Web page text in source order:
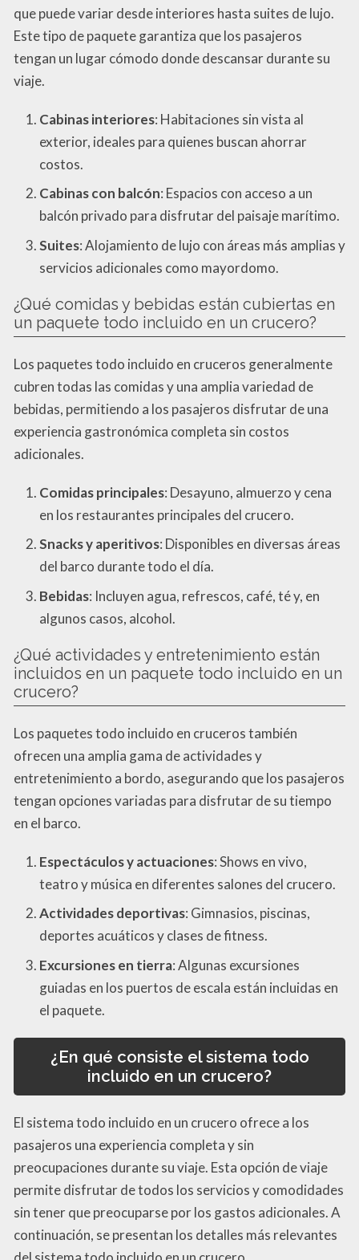
que puede variar desde interiores hasta suites de lujo.
Este tipo de paquete garantiza que los pasajeros
tengan un lugar cómodo donde descansar durante su
viaje.
Cabinas interiores: Habitaciones sin vista al
exterior, ideales para quienes buscan ahorrar
costos.
Cabinas con balcón: Espacios con acceso a un
balcón privado para disfrutar del paisaje marítimo.
Suites: Alojamiento de lujo con áreas más amplias y
servicios adicionales como mayordomo.
¿Qué comidas y bebidas están cubiertas en
un paquete todo incluido en un crucero?
Los paquetes todo incluido en cruceros generalmente
cubren todas las comidas y una amplia variedad de
bebidas, permitiendo a los pasajeros disfrutar de una
experiencia gastronómica completa sin costos
adicionales.
Comidas principales: Desayuno, almuerzo y cena
en los restaurantes principales del crucero.
Snacks y aperitivos: Disponibles en diversas áreas
del barco durante todo el día.
Bebidas: Incluyen agua, refrescos, café, té y, en
algunos casos, alcohol.
¿Qué actividades y entretenimiento están
incluidos en un paquete todo incluido en un
crucero?
Los paquetes todo incluido en cruceros también
ofrecen una amplia gama de actividades y
entretenimiento a bordo, asegurando que los pasajeros
tengan opciones variadas para disfrutar de su tiempo
en el barco.
Espectáculos y actuaciones: Shows en vivo,
teatro y música en diferentes salones del crucero.
Actividades deportivas: Gimnasios, piscinas,
deportes acuáticos y clases de fitness.
Excursiones en tierra: Algunas excursiones
guiadas en los puertos de escala están incluidas en
el paquete.
¿En qué consiste el sistema todo
incluido en un crucero?
El sistema todo incluido en un crucero ofrece a los
pasajeros una experiencia completa y sin
preocupaciones durante su viaje. Esta opción de viaje
permite disfrutar de todos los servicios y comodidades
sin tener que preocuparse por los gastos adicionales. A
continuación, se presentan los detalles más relevantes